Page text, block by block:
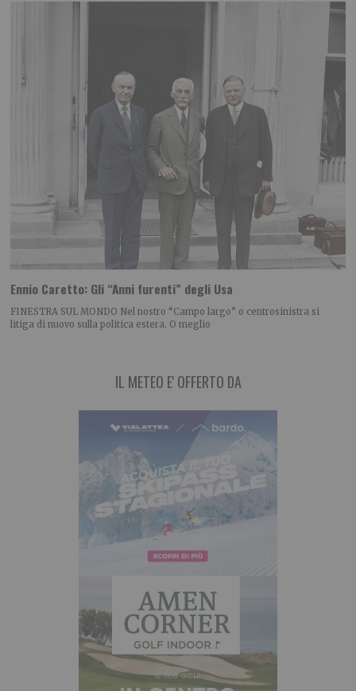
Ennio Caretto: Gli “Anni furenti” degli Usa
FINESTRA SUL MONDO Nel nostro “Campo largo” o centrosinistra si
litiga di nuovo sulla politica estera. O meglio
IL METEO E' OFFERTO DA